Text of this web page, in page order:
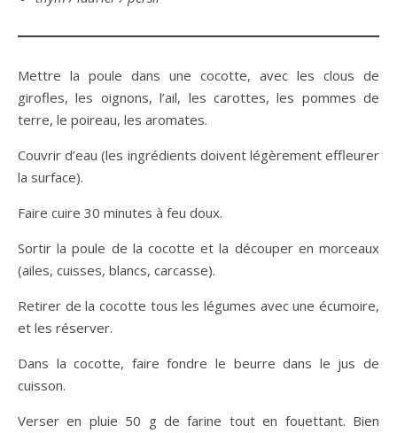
Mettre la poule dans une cocotte, avec les clous de
girofles, les oignons, l’ail, les carottes, les pommes de
terre, le poireau, les aromates.
Couvrir d’eau (les ingrédients doivent légèrement effleurer
la surface).
Faire cuire 30 minutes à feu doux.
Sortir la poule de la cocotte et la découper en morceaux
(ailes, cuisses, blancs, carcasse).
Retirer de la cocotte tous les légumes avec une écumoire,
et les réserver.
Dans la cocotte, faire fondre le beurre dans le jus de
cuisson.
Verser en pluie 50 g de farine tout en fouettant. Bien